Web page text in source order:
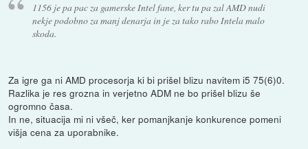
1156 je pa pac za gamerske Intel fane, ker tu pa zal AMD nudi
nekje podobno za manj denarja in je za tako rabo Intela malo
skoda.
Za igre ga ni AMD procesorja ki bi prišel blizu navitem i5 75(6)0.
Razlika je res grozna in verjetno ADM ne bo prišel blizu še
ogromno časa.
In ne, situacija mi ni všeč, ker pomanjkanje konkurence pomeni
višja cena za uporabnike.